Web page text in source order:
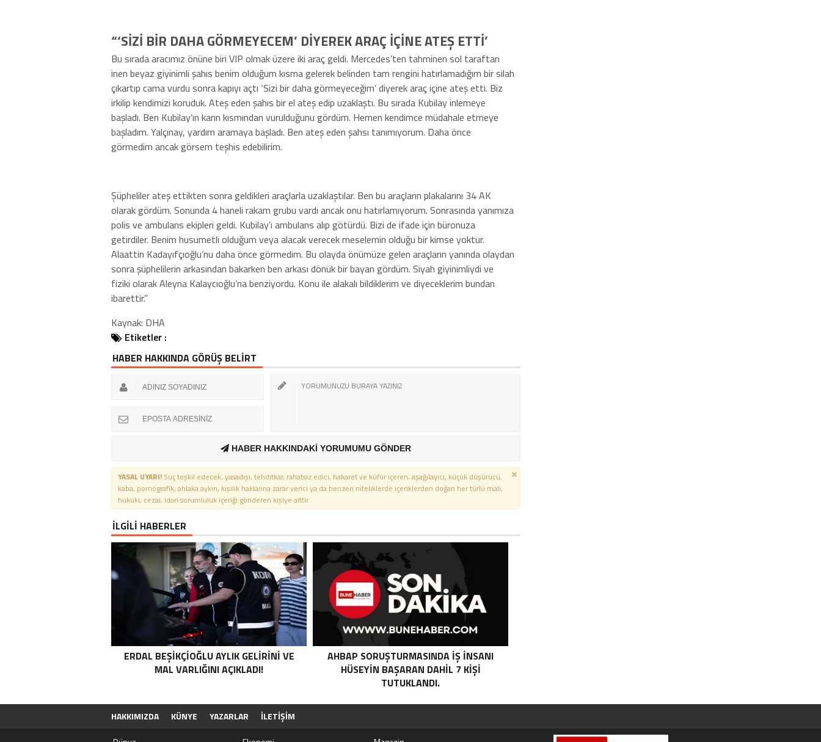
“‘SİZİ BİR DAHA GÖRMEYECEM’ DİYEREK ARAÇ İÇİNE ATEŞ ETTİ’
Bu sırada aracımız önüne biri VIP olmak üzere iki araç geldi. Mercedes’ten tahminen sol taraftan
inen beyaz giyinimli şahıs benim olduğum kısma gelerek belinden tam rengini hatırlamadığım bir silah
çıkartıp cama vurdu sonra kapıyı açtı ‘Sizi bir daha görmeyeceğim’ diyerek araç içine ateş etti. Biz
irkilip kendimizi koruduk. Ateş eden şahıs bir el ateş edip uzaklaştı. Bu sırada Kubilay inlemeye
başladı. Ben Kubilay’ın karın kısmından vurulduğunu gördüm. Hemen kendimce müdahale etmeye
başladım. Yalçınay, yardım aramaya başladı. Ben ateş eden şahsı tanımıyorum. Daha önce
görmedim ancak görsem teşhis edebilirim.
Şüpheliler ateş ettikten sonra geldikleri araçlarla uzaklaştılar. Ben bu araçların plakalarını 34 AK
olarak gördüm. Sonunda 4 haneli rakam grubu vardı ancak onu hatırlamıyorum. Sonrasında yanımıza
polis ve ambulans ekipleri geldi. Kubilay’ı ambulans alıp götürdü. Bizi de ifade için büronuza
getirdiler. Benim husumetli olduğum veya alacak verecek meselemin olduğu bir kimse yoktur.
Alaattin Kadayıfçıoğlu’nu daha önce görmedim. Bu olayda önümüze gelen araçların yanında olaydan
sonra şüphelilerin arkasından bakarken ben arkası dönük bir bayan gördüm. Siyah giyinimliydi ve
fiziki olarak Aleyna Kalaycıoğlu’na benziyordu. Konu ile alakalı bildiklerim ve diyeceklerim bundan
ibarettir.”
Kaynak: DHA
Etiketler :
HABER HAKKINDA GÖRÜŞ BELİRT
HABER HAKKINDAKİ YORUMUMU GÖNDER
YASAL UYARI! Suç teşkil edecek, yasadışı, tehditkar, rahatsız edici, hakaret ve küfür içeren, aşağılayıcı, küçük düşürücü,
kaba, pornografik, ahlaka aykırı, kişilik haklarına zarar verici ya da benzeri niteliklerde içeriklerden doğan her türlü mali,
hukuki, cezai, idari sorumluluk içeriği gönderen kişiye aittir.
İLGİLİ HABERLER
ERDAL BEŞIKÇIOĞLU AYLIK GELIRINI VE
MAL VARLIĞINI AÇIKLADI!
AHBAP SORUŞTURMASINDA IŞ INSANI
HÜSEYIN BAŞARAN DAHIL 7 KIŞI
TUTUKLANDI.
HAKKIMIZDA KÜNYE YAZARLAR
İLETIŞIM